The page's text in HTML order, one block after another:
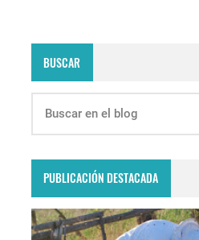
BUSCAR
PUBLICACIÓN DESTACADA